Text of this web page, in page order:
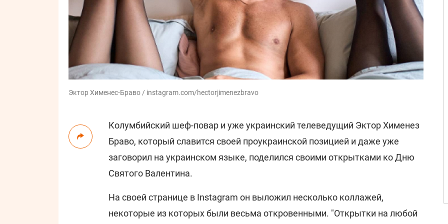
Эктор Хименес-Браво / instagram.com/hectorjimenezbravo
Колумбийский шеф-повар и уже украинский телеведущий Эктор Хименез
Браво, который славится своей проукраинской позицией и даже уже
заговорил на украинском языке, поделился своими открытками ко Дню
Святого Валентина.
На своей странице в Instagram он выложил несколько коллажей,
некоторые из которых были весьма откровенными. "Открытки на любой